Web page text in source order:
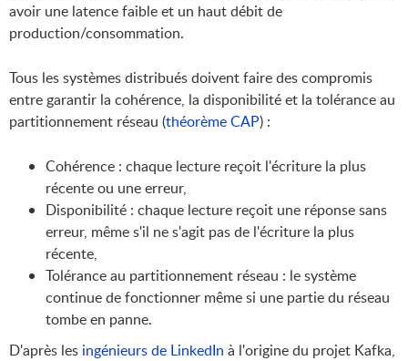
avoir une latence faible et un haut débit de
production/consommation.
Tous les systèmes distribués doivent faire des compromis
entre garantir la cohérence, la disponibilité et la tolérance au
partitionnement réseau (théorème CAP) :
Cohérence : chaque lecture reçoit l'écriture la plus
récente ou une erreur,
Disponibilité : chaque lecture reçoit une réponse sans
erreur, même s'il ne s'agit pas de l'écriture la plus
récente,
Tolérance au partitionnement réseau : le système
continue de fonctionner même si une partie du réseau
tombe en panne.
D'après les ingénieurs de LinkedIn à l'origine du projet Kafka,